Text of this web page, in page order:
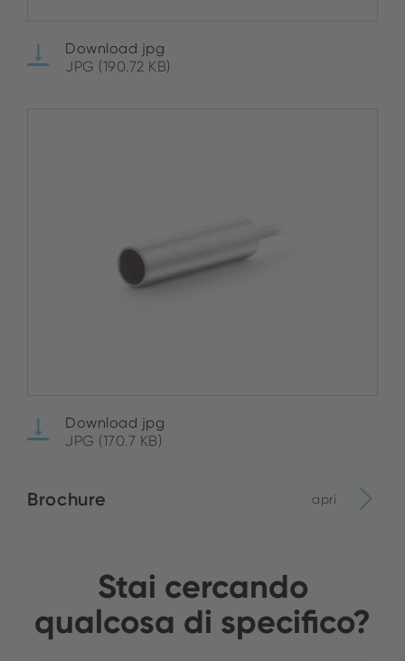
Download jpg
JPG (190.72 KB)
Download jpg
JPG (170.7 KB)
Brochure apri
Stai cercando
qualcosa di specifico?